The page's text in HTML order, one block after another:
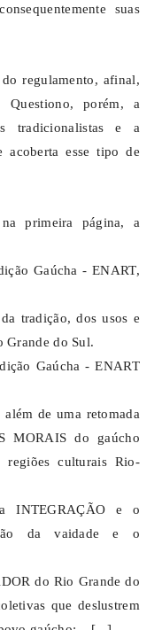
suas
regulamento, afinal,
porém, a
tradicionalistas e a
acoberta esse tipo de
primeira página, a
Gaúcha - ENART,
tradição, dos usos e
Grande do Sul.
Gaúcha - ENART
de uma retomada
MORAIS do gaúcho
regiões culturais Rio-
INTEGRAÇÃO e o
da vaidade e o
do Rio Grande do
que deslustrem